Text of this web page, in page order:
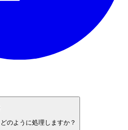
のように処理しますか？